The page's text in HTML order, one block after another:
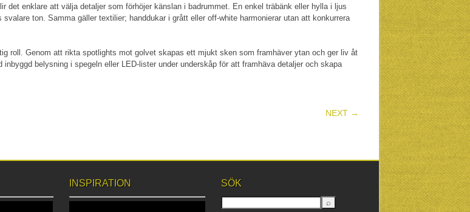
det enklare att välja detaljer som förhöjer känslan i badrummet. En enkel träbänk eller hylla i ljus
ton. Samma gäller textilier; handdukar i grått eller off-white harmonierar utan att konkurrera
roll. Genom att rikta spotlights mot golvet skapas ett mjukt sken som framhäver ytan och ger liv åt
inbyggd belysning i spegeln eller LED-lister under underskåp för att framhäva detaljer och skapa
NEXT →
INSPIRATION SÖK